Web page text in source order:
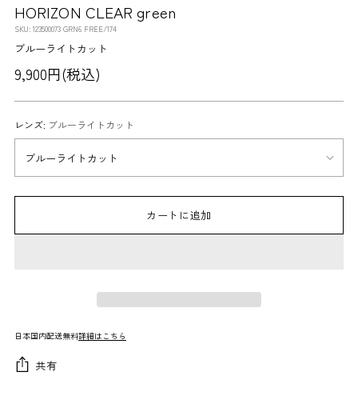
HORIZON CLEAR green
SKU: 123500073 GRN6 FREE/174
ブルーライトカット
通
格
9,900円(税込)
レンズ: ブルーライトカット
カートに追加
日本国内配送無料詳細はこちら
共有